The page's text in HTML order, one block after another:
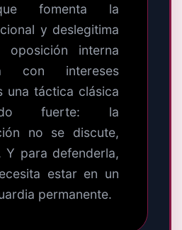
fomenta la
y deslegitima
oposición interna
con intereses
una táctica clásica
fuerte: la
no se discute,
Y para defenderla,
estar en un
permanente.